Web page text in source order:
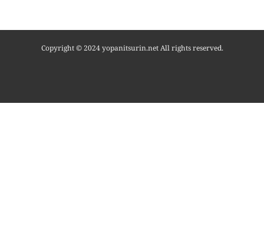
Copyright © 2024 yopanitsurin.net All rights reserved.